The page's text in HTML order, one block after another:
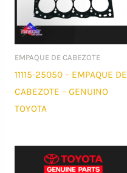
EMPAQUE DE CABEZOTE
11115-25050 – EMPAQUE DE
CABEZOTE – GENUINO
TOYOTA